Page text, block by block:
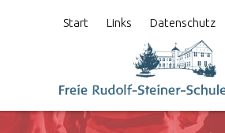
Start Links Datenschutz